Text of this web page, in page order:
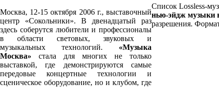
Москва, 12-15 октября 2006 г., выставочный
центр «Сокольники». В двенадцатый раз
здесь соберутся любители и профессионалы
в области световых, звуковых и
музыкальных технологий. «Музыка
Москва» стала для многих не только
выставкой, где демонстрируются самые
передовые концертные технологии и
сценическое оборудование, но и клубом, где
Список Lossless-
нью-эйдж музыки
разрешения.